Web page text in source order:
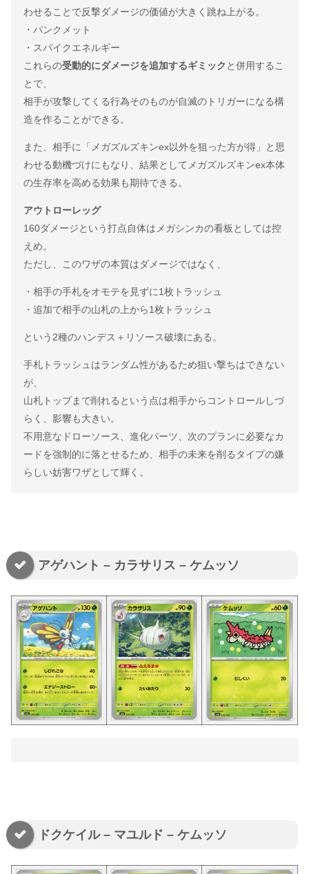
わせることで反撃ダメージの価値が大きく跳ね上がる。
・パンクメット
・スパイクエネルギー
これらの受動的にダメージを追加するギミック と併用するこ
とで、
相手が攻撃してくる行為そのものが自滅のトリガーになる構
造を作ることができる。
また、相手に「メガズルズキンex以外を狙った方が得」と思
わせる動機づけにもなり、結果としてメガズルズキンex本体
の生存率を高める効果も期待できる。
アウトローレッグ
160ダメージという打点自体はメガシンカの看板としては控
えめ。
ただし、このワザの本質はダメージではなく、
・相手の手札をオモテを見ずに1枚トラッシュ
・追加で相手の山札の上から1枚トラッシュ
という2種のハンデス＋リソース破壊にある。
手札トラッシュはランダム性があるため狙い撃ちはできない
が、
山札トップまで削れるという点は相手からコントロールしづ
らく、影響も大きい。
不用意なドローソース、進化パーツ、次のプランに必要なカ
ードを強制的に落とせるため、相手の未来を削るタイプの嫌
らしい妨害ワザとして輝く。
アゲハント – カラサリス – ケムッソ
ドクケイル – マユルド – ケムッソ